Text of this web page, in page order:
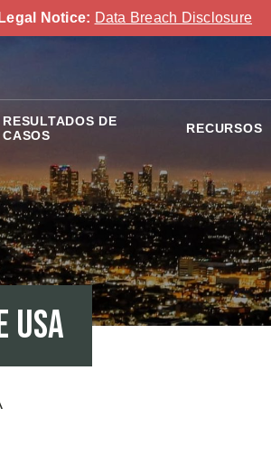
Legal Notice: Data Breach Disclosure
RESULTADOS DE
CASOS
RECURSOS